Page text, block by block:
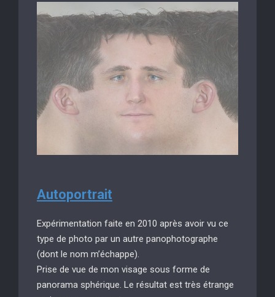
Autoportrait
Expérimentation faite en 2010 après avoir vu ce
type de photo par un autre panophotographe
(dont le nom m’échappe).
Prise de vue de mon visage sous forme de
panorama sphérique. Le résultat est très étrange